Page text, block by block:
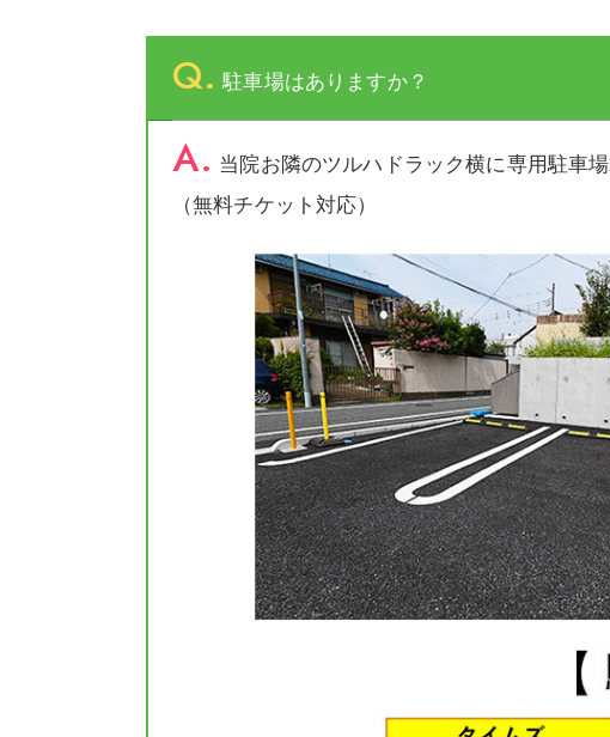
Q. 駐車場はありますか？
A. 当院お隣のツルハドラック横に専用駐車
（無料チケット対応）